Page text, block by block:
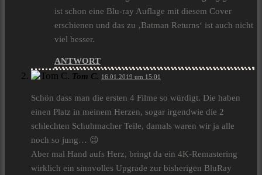
ist schon eine Blu-ray Auflage mit diesem Cover
erschienen und das zu ‚Batman Returns‘ ist auch nicht
viel besser.
ANTWORT
Tom C. 16.01.2019 um 15:01
Schön dass man die ersten 4 Filme so würdigt. Die haben
einen Platz in meinem Herzen, sogar irgendwie die 2
schlechten Schuhmacher Teile, damals waren wir ja alle
noch so jung… 😉
Aber mal Hand aufs Herz, bringt da ein 4K-Remastering
wirklich ein sinnvolles Upgrade zur bisherigen BluRay